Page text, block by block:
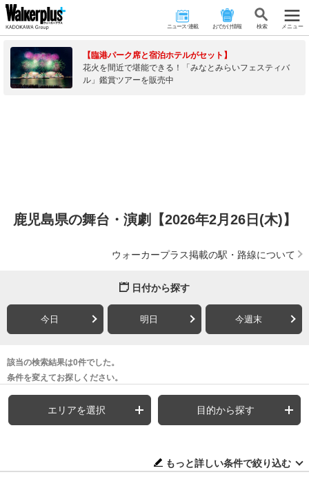
ニュース･連載 おでかけ情報 検 索 メニュー
【臨港パーク席と宿泊ホテルがセット】
花火を間近で堪能できる！「みなとみらいフェスティバ
ル」鑑賞ツアーを販売中
鹿児島県の舞台・演劇【2026年2月26日(木)】
ウォーカープラス掲載の駅・路線について
日付から探す
今日 明日 今週末
該当の検索結果は0件でした。
条件を変えてお探しください。
エリアを選択 目的から探す
もっと詳しい条件で絞り込む